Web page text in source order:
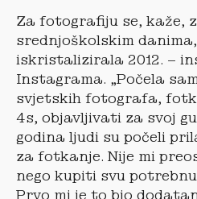
Za fotografiju se, kaže,
srednjoškolskim
iskristalizirala 2012. –
Instagrama. „Počela
svjetskih fotografa,
4s, objavljivati za svoj
godina ljudi su počeli
za fotkanje. Nije mi
nego kupiti svu
Prvo mi je to bio